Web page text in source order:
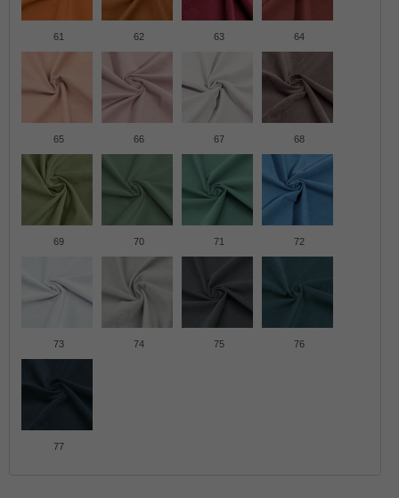
61 62 63 64
65 66 67 68
69 70 71 72
73 74 75 76
77